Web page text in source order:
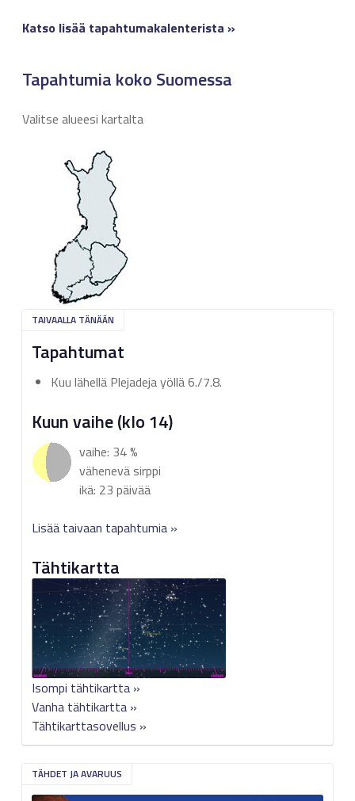
TAIVAALLA TÄNÄÄN
Tapahtumat
Kuu lähellä Plejadeja yöllä 6./7.8.
Kuun vaihe (klo 14)
vaihe: 34 %
vähenevä sirppi
ikä: 23 päivää
Lisää taivaan tapahtumia »
Tähtikartta
Isompi tähtikartta »
Vanha tähtikartta »
Tähtikarttasovellus »
Katso lisää tapahtumakalenterista »
Tapahtumia koko Suomessa
Valitse alueesi kartalta
TÄHDET JA AVARUUS